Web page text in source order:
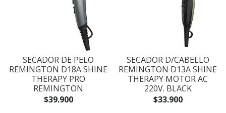
SECADOR DE PELO
REMINGTON D18A SHINE
THERAPY PRO
REMINGTON
$39.900
SECADOR D/CABELLO
REMINGTON D13A SHINE
THERAPY MOTOR AC
220V. BLACK
$33.900